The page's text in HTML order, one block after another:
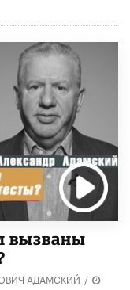
вызваны
АДАМСКИЙ /